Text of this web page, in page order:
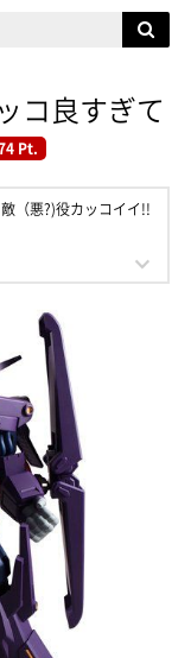
コ良すぎて
Pt.
（悪?)役カッコイイ!!